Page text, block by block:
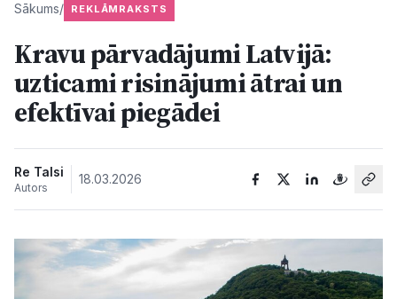
Ziņas
Sabiedrība
Kultūra
Sākums/ REKLĀMRAKSTS
Kravu pārvadājumi Latvijā:
uzticami risinājumi ātrai un
efektīvai piegādei
Re Talsi
Autors
18.03.2026